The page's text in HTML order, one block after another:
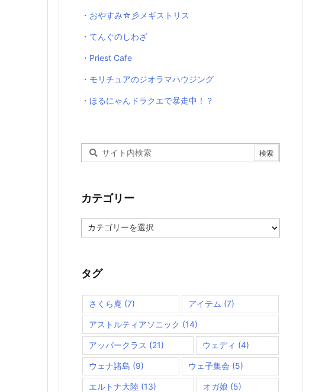
・おやすみ☆彡メギストリス
・てんぐのしわざ
・Priest Cafe
・モリチュアのジオラマハウジング
・ほるにゃんドラクエで暴走中！？
カテゴリー
テ
ー
タグ
さくら庵 (7) アイテム (7)
アストルティアソニック (14)
アッパークラス (21) ウェディ (4)
ウェナ諸島 (9) ウェ子集会 (5)
エルトナ大陸 (13) オガ娘 (5)